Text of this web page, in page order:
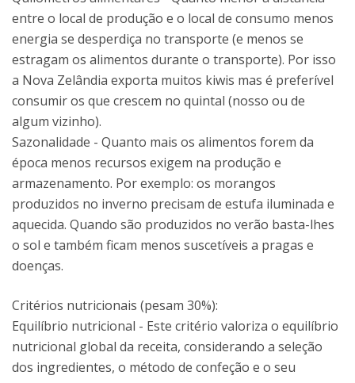
entre o local de produção e o local de consumo menos
energia se desperdiça no transporte (e menos se
estragam os alimentos durante o transporte). Por isso
a Nova Zelândia exporta muitos kiwis mas é preferível
consumir os que crescem no quintal (nosso ou de
algum vizinho).
Sazonalidade - Quanto mais os alimentos forem da
época menos recursos exigem na produção e
armazenamento. Por exemplo: os morangos
produzidos no inverno precisam de estufa iluminada e
aquecida. Quando são produzidos no verão basta-lhes
o sol e também ficam menos suscetíveis a pragas e
doenças.
Critérios nutricionais (pesam 30%):
Equilíbrio nutricional - Este critério valoriza o equilíbrio
nutricional global da receita, considerando a seleção
dos ingredientes, o método de confeção e o seu